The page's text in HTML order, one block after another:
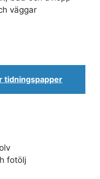
väggar
tidningspapper
fotölj